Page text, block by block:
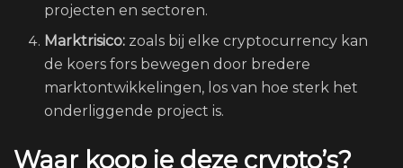
projecten en sectoren.
Marktrisico: zoals bij elke cryptocurrency kan
de koers fors bewegen door bredere
marktontwikkelingen, los van hoe sterk het
onderliggende project is.
Waar koop je deze crypto’s?